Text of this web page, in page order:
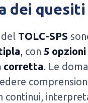
dei quesiti
TOLC-SPS
, con 5 opzioni
corretta. Le
continui,